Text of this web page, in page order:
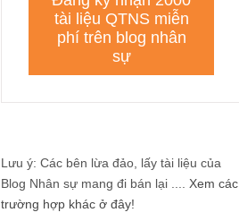
Lưu ý: Các bên lừa đảo, lấy tài liệu của
Blog Nhân sự mang đi bán lại .... Xem các
trường hợp khác ở đây!